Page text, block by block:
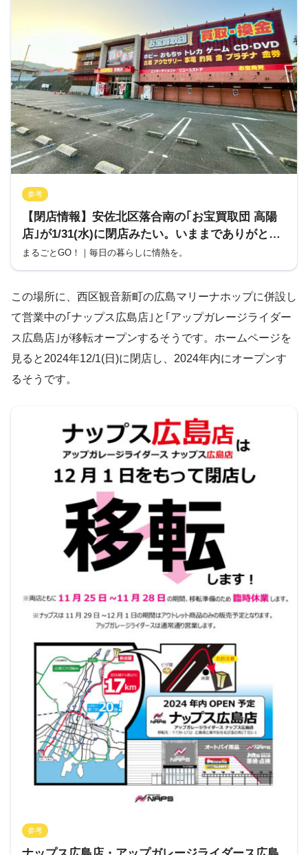
参考
【閉店情報】安佐北区落合南の｢お宝買取団 高陽
店｣が1/31(水)に閉店みたい。いままでありがとう
ございました。
まるごとGO！｜毎日の暮らしに情熱を。
この場所に、西区観音新町の広島マリーナホップに併設し
て営業中の｢ナップス広島店｣と｢アップガレージライダー
ス広島店｣が移転オープンするそうです。ホームページを
見ると2024年12/1(日)に閉店し、2024年内にオープンす
るそうです。
参考